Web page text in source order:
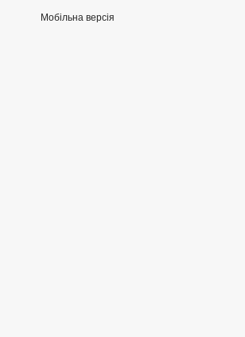
Мобільна версія